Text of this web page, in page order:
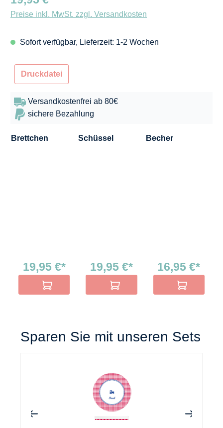
Brettchen
19,95 €*
In den Warenkorb
Schüssel
19,95 €*
In den Warenkorb
Becher
16,95 €*
In den
Preise inkl. MwSt. zzgl. Versandkosten
Sofort verfügbar, Lieferzeit: 1-2 Wochen
Druckdatei
Versandkostenfrei ab 80€
sichere Bezahlung
Sparen Sie mit unseren Sets